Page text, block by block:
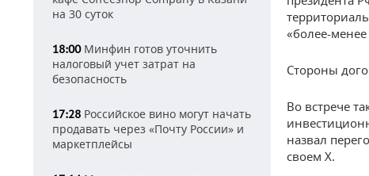
на 30 суток
18:00Минфин готов уточнить
налоговый учет затрат на
безопасность
17:28 Российское вино могут начать
продавать через «Почту России» и
маркетплейсы
«более-
Стороны
Во встрече
назвал
своем X.